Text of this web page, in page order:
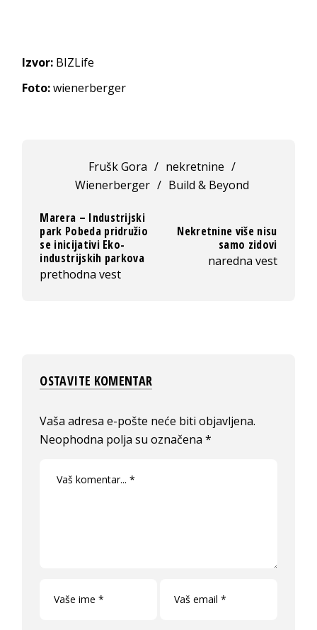
Izvor: BIZLife
Foto:wienerberger
Frušk Gora / nekretnine /
Wienerberger / Build & Beyond
Marera – Industrijski
park Pobeda pridružio
se inicijativi Eko-
industrijskih parkova
prethodna vest
Nekretnine više nisu
samo zidovi
naredna vest
OSTAVITE KOMENTAR
Vaša adresa e-pošte neće biti objavljena.
Neophodna polja su označena*